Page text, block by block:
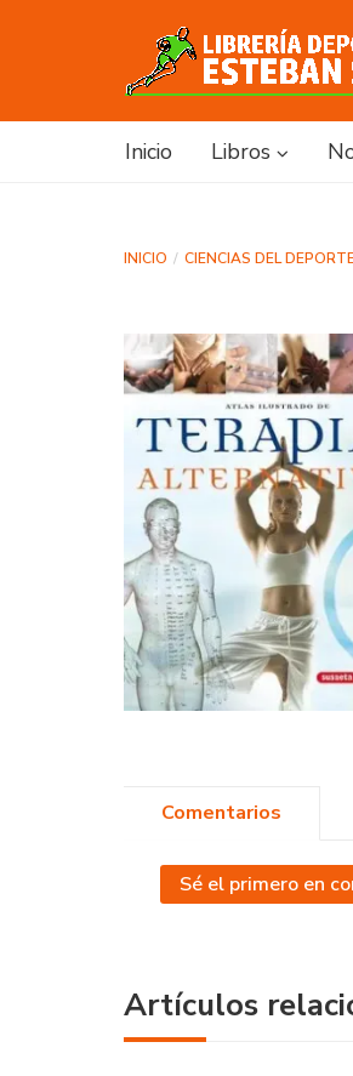
Inicio Libros
INICIO CIENCIAS DEL
Comentarios
Sé el primero en
Artículos